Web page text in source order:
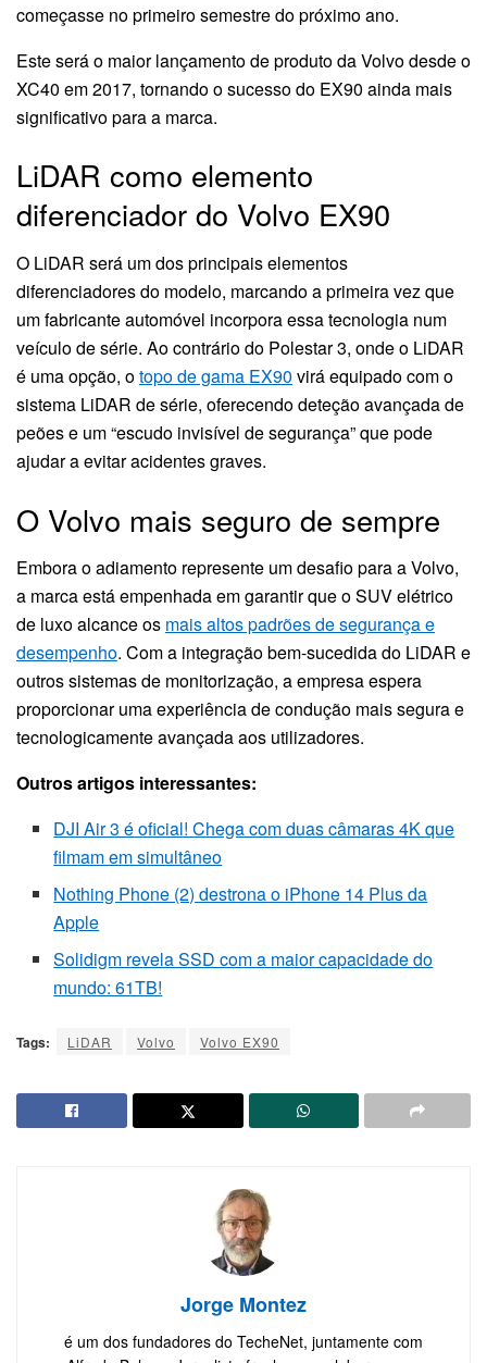
começasse no primeiro semestre do próximo ano.
Este será o maior lançamento de produto da Volvo desde o
XC40 em 2017, tornando o sucesso do EX90 ainda mais
significativo para a marca.
LiDAR como elemento
diferenciador do Volvo EX90
O LiDAR será um dos principais elementos
diferenciadores do modelo, marcando a primeira vez que
um fabricante automóvel incorpora essa tecnologia num
veículo de série. Ao contrário do Polestar 3, onde o LiDAR
é uma opção, otopo de gama EX90 virá equipado com o
sistema LiDAR de série, oferecendo deteção avançada de
peões e um “escudo invisível de segurança” que pode
ajudar a evitar acidentes graves.
O Volvo mais seguro de sempre
Embora o adiamento represente um desafio para a Volvo,
a marca está empenhada em garantir que o SUV elétrico
de luxo alcance os mais altos padrões de segurança e
desempenho. Com a integração bem-sucedida do LiDAR e
outros sistemas de monitorização, a empresa espera
proporcionar uma experiência de condução mais segura e
tecnologicamente avançada aos utilizadores.
Outros artigos interessantes:
DJI Air 3 é oficial! Chega com duas câmaras 4K que
filmam em simultâneo
Nothing Phone (2) destrona o iPhone 14 Plus da
Apple
Solidigm revela SSD com a maior capacidade do
mundo: 61TB!
Tags: LiDAR Volvo Volvo EX90
Jorge Montez
é um dos fundadores do TecheNet, juntamente com